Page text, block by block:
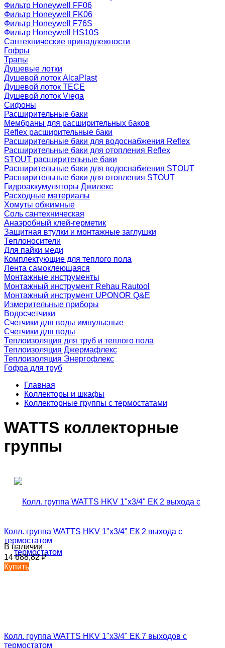
Фильтр Honeywell FF06
Фильтр Honeywell FK06
Фильтр Honeywell F76S
Фильтр Honeywell HS10S
Сантехнические принадлежности
Гофры
Трапы
Душевые лотки
Душевой лоток AlcaPlast
Душевой лоток TECE
Душевой лоток Viega
Сифоны
Расширительные баки
Мембраны для расширительных баков
Reflex расширительные баки
Расширительные баки для водоснабжения Reflex
Расширительные баки для отопления Reflex
STOUT расширительные баки
Расширительные баки для водоснабжения STOUT
Расширительные баки для отопления STOUT
Гидроаккумуляторы Джилекс
Расходные материалы
Хомуты обжимные
Соль сантехническая
Анаэробный клей-герметик
Защитная втулки и монтажные заглушки
Теплоносители
Для пайки меди
Комплектующие для теплого пола
Лента самоклеющаяся
Монтажные инструменты
Монтажный инструмент Rehau Rautool
Монтажный инструмент UPONOR Q&E
Измерительные приборы
Водосчетчики
Счетчики для воды импульсные
Счетчики для воды
Теплоизоляция для труб и теплого пола
Теплоизоляция Джермафлекс
Теплоизоляция Энергофлекс
Гофра для труб
Главная
Коллекторы и шкафы
Коллекторные группы с термостатами
WATTS коллекторные
группы
Колл. группа WATTS HKV 1"x3/4" ЕК 2 выхода с
термостатом
В наличии
14 688,82₽
Купить
Колл. группа WATTS HKV 1"x3/4" ЕК 7 выходов с
термостатом